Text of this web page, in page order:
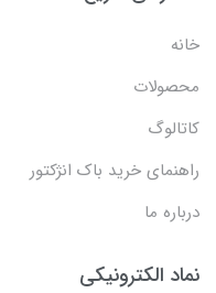
خانه
محصولات
کاتالوگ
راهنمای خرید باک انژکتور
درباره ما
نماد الکترونیکی